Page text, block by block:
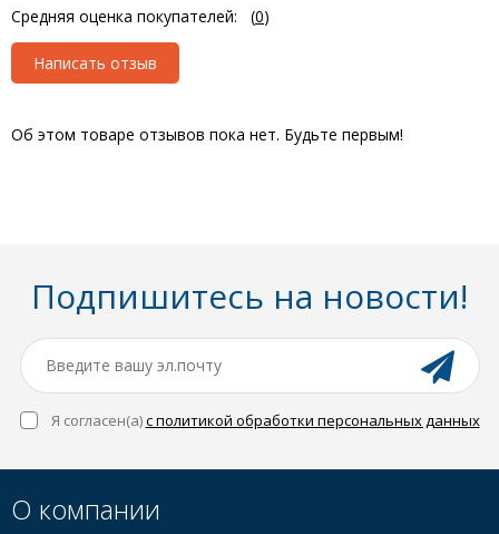
Средняя оценка покупателей: (0)
Написать отзыв
Об этом товаре отзывов пока нет. Будьте первым!
Подпишитесь на новости!
Я согласен(a)с политикой обработки персональных данных
О компании